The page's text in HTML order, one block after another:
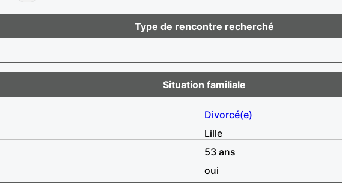
Type de rencontre recherché
Situation familiale
Divorcé(e)
Lille
53 ans
oui